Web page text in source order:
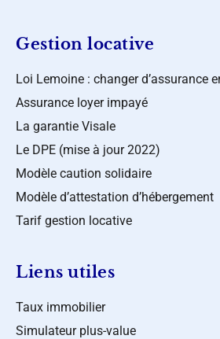
Gestion locative
Loi Lemoine : changer d’assurance
Assurance loyer impayé
La garantie Visale
Le DPE (mise à jour 2022)
Modèle caution solidaire
Modèle d’attestation d’hébergement
Tarif gestion locative
Liens utiles
Taux immobilier
Simulateur plus-value